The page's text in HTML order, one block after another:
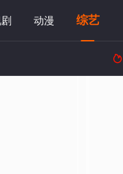
动漫 综艺
